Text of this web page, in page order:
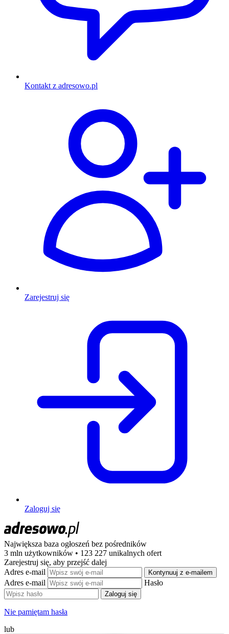
Kontakt z adresowo.pl
Zarejestruj się
Zaloguj się
Największa baza ogłoszeń bez pośredników
3 mln użytkowników • 123 227 unikalnych ofert
Zarejestruj się, aby przejść dalej
Adres e-mail
Kontynuuj z e-mailem
Adres e-mail Hasło
Zaloguj się
Nie pamiętam hasła
lub